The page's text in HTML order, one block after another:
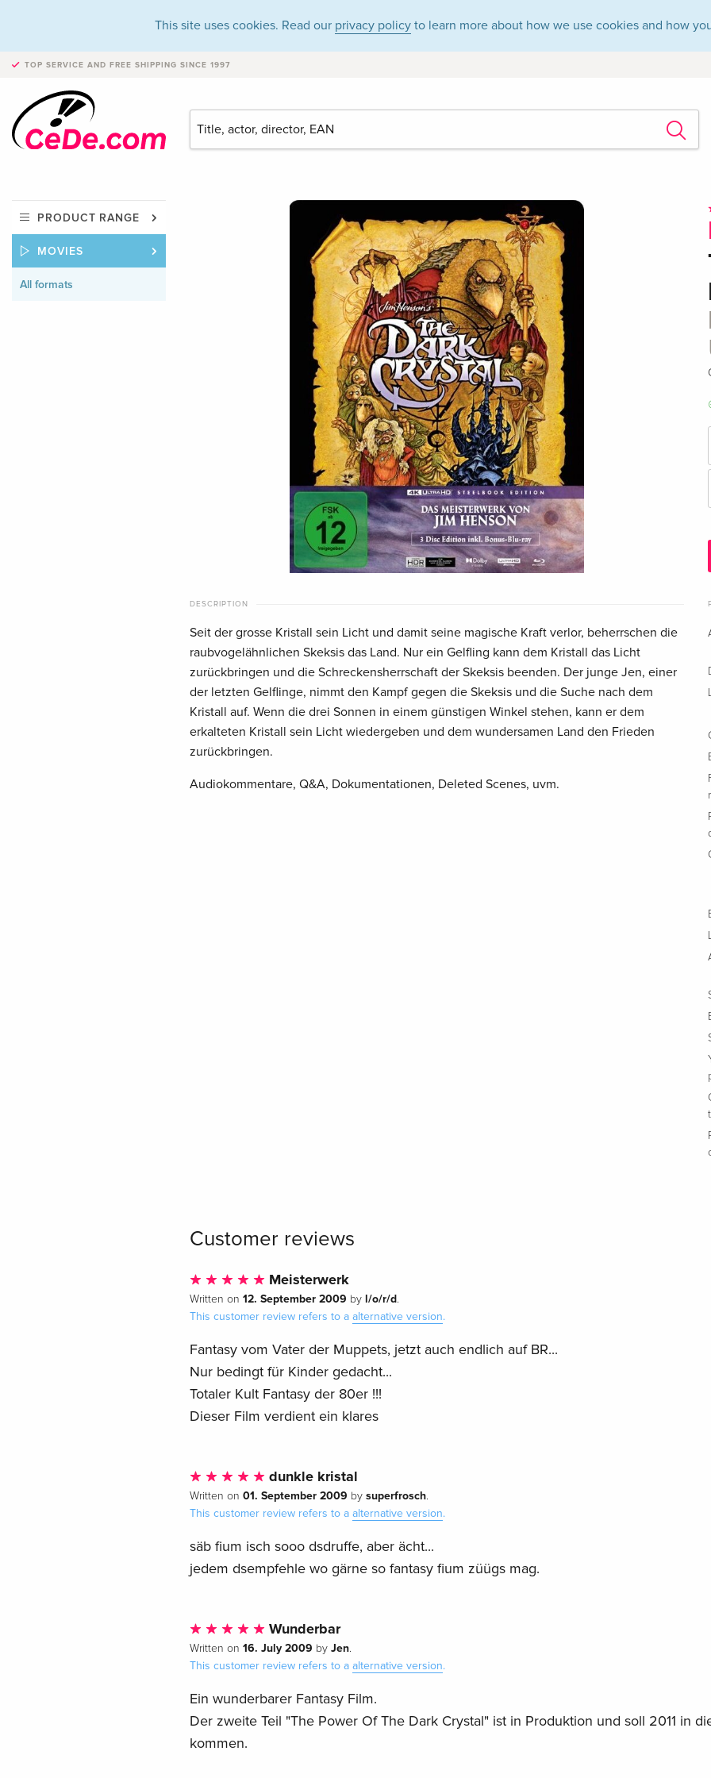
This site uses cookies. Read our privacy policy to learn more about how we use cookies and how
TOP SERVICE AND FREE SHIPPING SINCE 1997
PRODUCT RANGE
MOVIES
All formats
DESCRIPTION
Seit der grosse Kristall sein Licht und damit seine magische Kraft verlor, beherrschen die
raubvogelähnlichen Skeksis das Land. Nur ein Gelfling kann dem Kristall das Licht
zurückbringen und die Schreckensherrschaft der Skeksis beenden. Der junge Jen, einer
der letzten Gelflinge, nimmt den Kampf gegen die Skeksis und die Suche nach dem
Kristall auf. Wenn die drei Sonnen in einem günstigen Winkel stehen, kann er dem
erkalteten Kristall sein Licht wiedergeben und dem wundersamen Land den Frieden
zurückbringen.
Audiokommentare, Q&A, Dokumentationen, Deleted Scenes, uvm.
Customer reviews
Meisterwerk
Written on 12. September 2009 by l/o/r/d.
This customer review refers to a alternative version.
Fantasy vom Vater der Muppets, jetzt auch endlich auf BR...
Nur bedingt für Kinder gedacht...
Totaler Kult Fantasy der 80er !!!
Dieser Film verdient ein klares
dunkle kristal
Written on 01. September 2009 by superfrosch.
This customer review refers to a alternative version.
säb fium isch sooo dsdruffe, aber ächt...
jedem dsempfehle wo gärne so fantasy fium züügs mag.
Wunderbar
Written on 16. July 2009 by Jen.
This customer review refers to a alternative version.
Ein wunderbarer Fantasy Film.
Der zweite Teil "The Power Of The Dark Crystal" ist in Produktion und soll 2011 in
kommen.